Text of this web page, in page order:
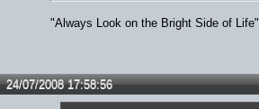
"Always Look on the Bright Side of Life"
24/07/2008 17:58:56